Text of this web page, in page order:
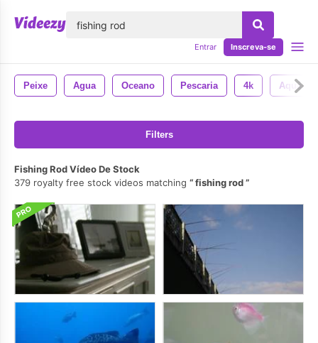
Entrar Inscreva-se
Peixe Agua Oceano Pescaria 4k Aquário
Filters
Fishing Rod Vídeo De Stock
379 royalty free stock videos matching
fishing rod